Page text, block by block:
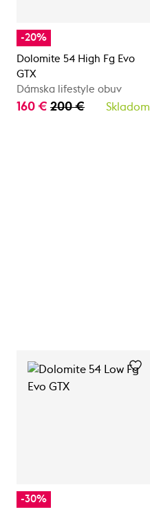
-20%
Dolomite 54 High Fg Evo
GTX
Dámska lifestyle obuv
160 € 200 € Skladom
-30%